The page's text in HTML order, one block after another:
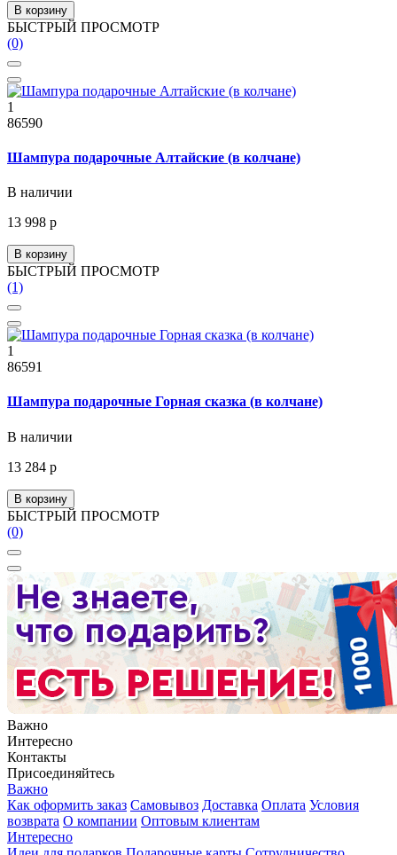
В корзину
БЫСТРЫЙ ПРОСМОТР
(0)
1
86590
Шампура подарочные Алтайские (в колчане)
В наличии
13 998 р
В корзину
БЫСТРЫЙ ПРОСМОТР
(1)
1
86591
Шампура подарочные Горная сказка (в колчане)
В наличии
13 284 р
В корзину
БЫСТРЫЙ ПРОСМОТР
(0)
Важно
Интересно
Контакты
Присоединяйтесь
Важно
Как оформить заказ Самовывоз Доставка Оплата Условия
возврата О компании Оптовым клиентам
Интересно